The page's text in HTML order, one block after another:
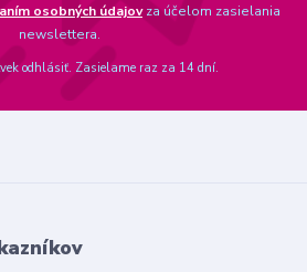
osobných údajovza účelom zasielania
newslettera.
odhlásiť. Zasielame raz za 14 dní.